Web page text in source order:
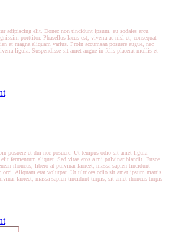
adipiscing elit. Donec non tincidunt ipsum, eu sodales arcu.
porttitor. Phasellus lacus est, viverra ac nisl et, consequat
at magna aliquam varius. Proin accumsan posuere augue, nec
ligula. Suspendisse sit amet augue in felis placerat mollis et
posuere et dui nec posuere. Ut tempus odio sit amet ligula
fermentum aliquet. Sed vitae eros a mi pulvinar blandit. Fusce
rhoncus, libero at pulvinar laoreet, massa sapien tincidunt
orci. Aliquam erat volutpat. Ut ultrices odio sit amet ipsum mattis
laoreet, massa sapien tincidunt turpis, sit amet rhoncus turpis